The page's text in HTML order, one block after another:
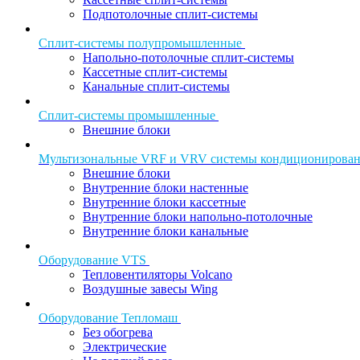
Подпотолочные сплит-системы
Сплит-системы полупромышленные
Напольно-потолочные сплит-системы
Кассетные сплит-системы
Канальные сплит-системы
Сплит-системы промышленные
Внешние блоки
Мультизональные VRF и VRV системы
Внешние блоки
Внутренние блоки настенные
Внутренние блоки кассетные
Внутренние блоки напольно-потолочные
Внутренние блоки канальные
Оборудование VTS
Тепловентиляторы Volcano
Воздушные завесы Wing
Оборудование Тепломаш
Без обогрева
Электрические